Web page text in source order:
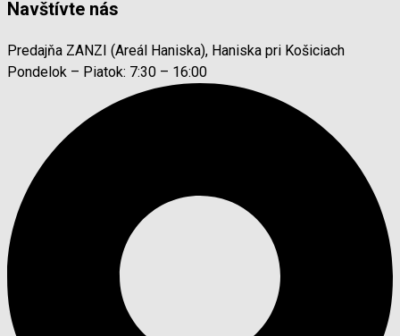
Navštívte nás
Predajňa ZANZI (Areál Haniska), Haniska pri Košiciach
Pondelok – Piatok: 7:30 – 16:00